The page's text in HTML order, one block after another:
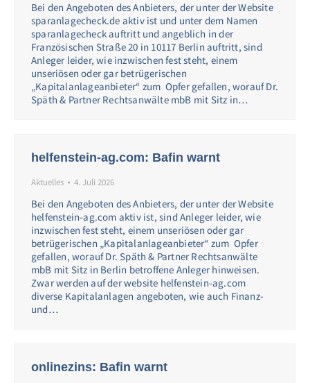
Bei den Angeboten des Anbieters, der unter der Website
sparanlagecheck.de aktiv ist und unter dem Namen
sparanlagecheck auftritt und angeblich in der
Französischen Straße 20 in 10117 Berlin auftritt, sind
Anleger leider, wie inzwischen fest steht, einem
unseriösen oder gar betrügerischen
„Kapitalanlageanbieter“ zum Opfer gefallen, worauf Dr.
Späth & Partner Rechtsanwälte mbB mit Sitz in…
helfenstein-ag.com: Bafin warnt
Aktuelles 4. Juli 2026
Bei den Angeboten des Anbieters, der unter der Website
helfenstein-ag.com aktiv ist, sind Anleger leider, wie
inzwischen fest steht, einem unseriösen oder gar
betrügerischen „Kapitalanlageanbieter“ zum Opfer
gefallen, worauf Dr. Späth & Partner Rechtsanwälte
mbB mit Sitz in Berlin betroffene Anleger hinweisen.
Zwar werden auf der website helfenstein-ag.com
diverse Kapitalanlagen angeboten, wie auch Finanz-
und…
onlinezins: Bafin warnt